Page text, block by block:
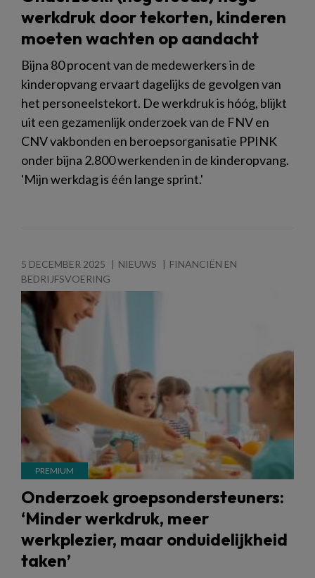
werkdruk door tekorten, kinderen
moeten wachten op aandacht
Bijna 80 procent van de medewerkers in de
kinderopvang ervaart dagelijks de gevolgen van
het personeelstekort. De werkdruk is hóóg, blijkt
uit een gezamenlijk onderzoek van de FNV en
CNV vakbonden en beroepsorganisatie PPINK
onder bijna 2.800 werkenden in de kinderopvang.
'Mijn werkdag is één lange sprint.'
5 DECEMBER 2025 NIEUWS
FINANCIËN EN
BEDRIJFSVOERING
Onderzoek groepsondersteuners:
‘Minder werkdruk, meer
werkplezier, maar onduidelijkheid
taken’